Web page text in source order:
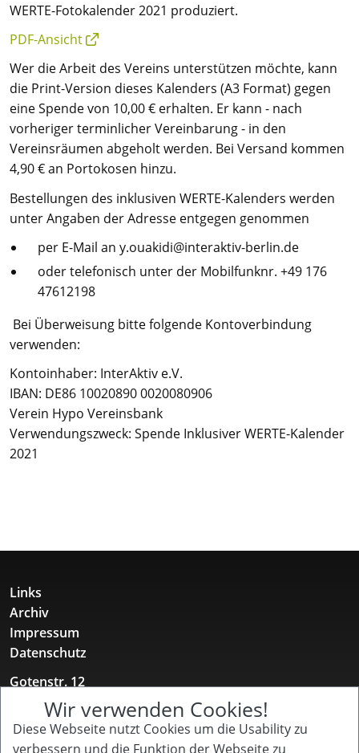
WERTE-Fotokalender 2021 produziert.
PDF-Ansicht
Wer die Arbeit des Vereins unterstützen möchte, kann
die Print-Version dieses Kalenders (A3 Format) gegen
eine Spende von 10,00 € erhalten. Er kann - nach
vorheriger terminlicher Vereinbarung - in den
Vereinsräumen abgeholt werden. Bei Versand kommen
4,90 € an Portokosen hinzu.
Bestellungen des inklusiven WERTE-Kalenders werden
unter Angaben der Adresse entgegen genommen
per E-Mail an y.ouakidi@interaktiv-berlin.de
oder telefonisch unter der Mobilfunknr. +49 176
47612198
Bei Überweisung bitte folgende Kontoverbindung
verwenden:
Kontoinhaber: InterAktiv e.V.
IBAN: DE86 10020890 0020080906
Verein Hypo Vereinsbank
Verwendungszweck: Spende Inklusiver WERTE-Kalender
2021
Links
Archiv
Impressum
Datenschutz
Gotenstr. 12
10829 Berlin
+49 157 52 11 12 31
buero@kinderpflegenetzwerk.de
Wir verwenden Cookies!
Diese Webseite nutzt Cookies um die Usability zu
verbessern und die Funktion der Webseite zu